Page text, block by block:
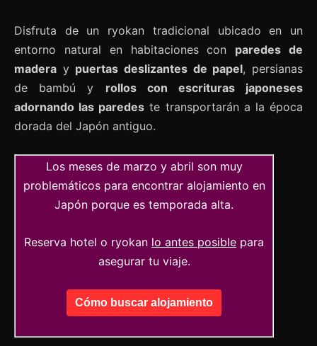
Disfruta de un ryokan tradicional ubicado en un
entorno natural en habitaciones con paredes de
madera y puertas deslizantes de papel, persianas
de bambú y rollos con escrituras japoneses
adornando las paredes te transportarán a la época
dorada del Japón antiguo.
Los meses de marzo y abril son muy
problemáticos para encontrar alojamiento en
Japón porque es temporada alta.
Reserva hotel o ryokan lo antes posible para
asegurar tu viaje.
Cómo buscar alojamiento